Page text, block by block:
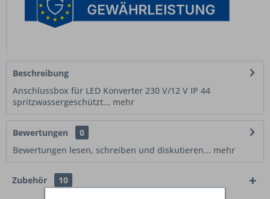
Beschreibung
Anschlussbox für LED Konverter 230 V/12 V IP 44
spritzwassergeschützt... mehr
Bewertungen
0
Bewertungen lesen, schreiben und diskutieren... mehr
Zubehör 10